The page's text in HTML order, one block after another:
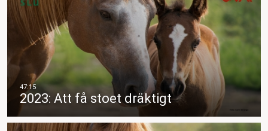
2023: Att få stoet dräktigt